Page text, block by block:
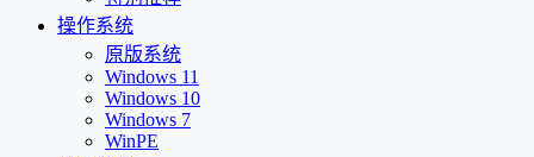
操作系统
原版系统
Windows 11
Windows 10
Windows 7
WinPE